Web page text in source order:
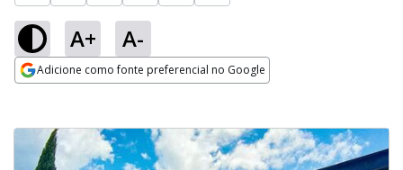
A+ A-
Adicione como fonte preferencial no Google